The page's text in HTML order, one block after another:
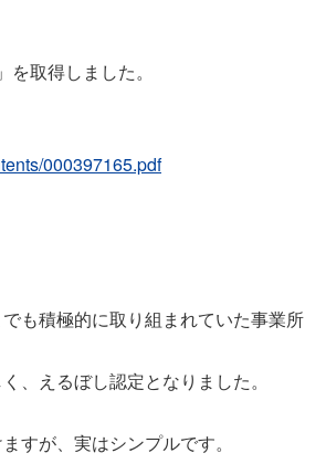
取得しました。
000397165.pdf
も積極的に取り組まれていた事業所
、えるぼし認定となりました。
すが、実はシンプルです。